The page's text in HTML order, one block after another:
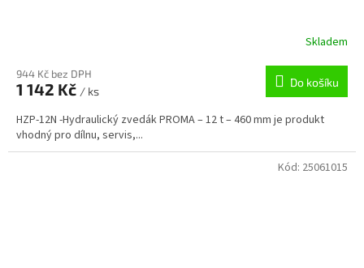
Skladem
944 Kč bez DPH
1 142 Kč / ks
Do košíku
HZP-12N -Hydraulický zvedák PROMA – 12 t – 460 mm je produkt
vhodný pro dílnu, servis,...
Kód: 25061015